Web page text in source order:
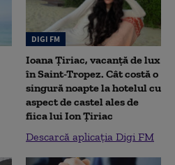
DIGI FM
Ioana Țiriac, vacanță de lux
în Saint-Tropez. Cât costă o
singură noapte la hotelul cu
aspect de castel ales de
fiica lui Ion Țiriac
Descarcă aplicația Digi FM